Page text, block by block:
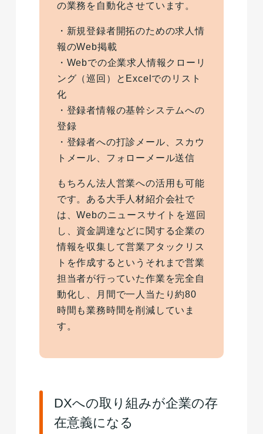
の業務を自動化させています。
・新規登録者開拓のための求人情
報のWeb掲載
・Webでの企業求人情報クローリ
ング（巡回）とExcelでのリスト
化
・登録者情報の基幹システムへの
登録
・登録者への打診メール、スカウ
トメール、フォローメール送信
もちろん法人営業への活用も可能
です。ある大手人材紹介会社で
は、Webのニュースサイトを巡回
し、資金調達などに関する企業の
情報を収集して営業アタックリス
トを作成するというそれまで営業
担当者が行っていた作業を完全自
動化し、月間で一人当たり約80
時間も業務時間を削減していま
す。
DXへの取り組みが企業の存
在意義になる